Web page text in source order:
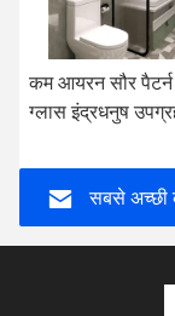
कम आयरन सौर पैटर्न
ग्लास इंद्रधनुष
सबसे अच्छी